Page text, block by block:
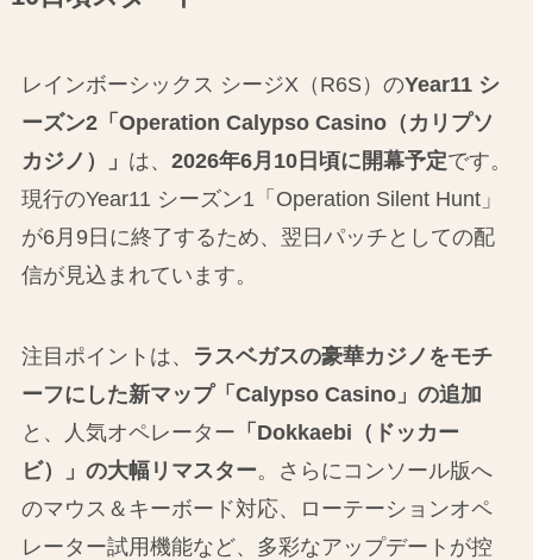
レインボーシックス シージX（R6S）のYear11 シ
ーズン2「Operation Calypso Casino（カリプソ
カジノ）」 は、 2026年6月10日頃に開幕予定です。
現行のYear11 シーズン1「Operation Silent Hunt」
が6月9日に終了するため、翌日パッチとしての配
信が見込まれています。
注目ポイントは、
ラスベガスの豪華カジノをモチ
ーフにした新マップ「Calypso Casino」の追加
と、人気オペレーター 「Dokkaebi（ドッカー
ビ）」の大幅リマスター。さらにコンソール版へ
のマウス＆キーボード対応、ローテーションオペ
レーター試用機能など、多彩なアップデートが控